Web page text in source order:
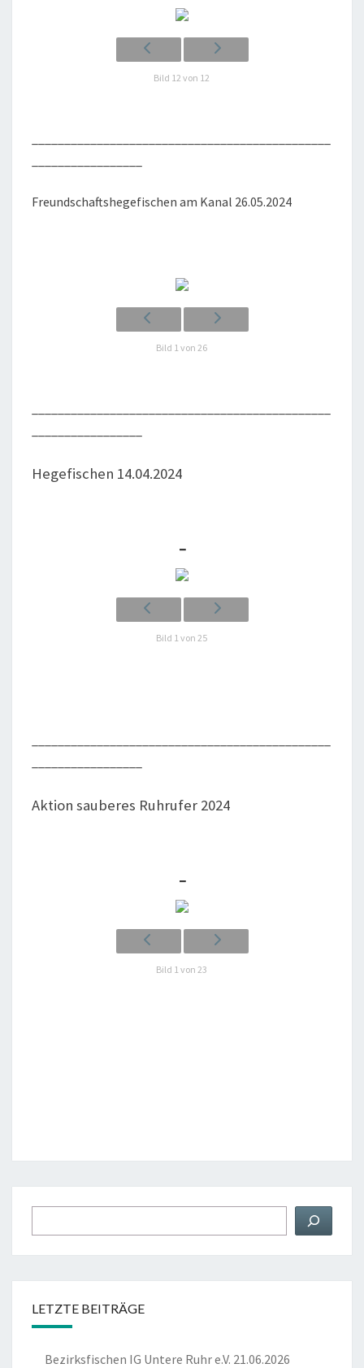
Bild 12 von 12
Freund­schafts­he­ge­fi­schen am Kanal 26.05.2024
Bild 1 von 26
Hege­fi­schen 14.04.2024
Bild 1 von 25
Akti­on sau­be­res Ruhr­u­fer 2024
Bild 1 von 23
LETZTE BEITRÄGE
Bezirksfischen IG Untere Ruhr e.V. 21.06.2026